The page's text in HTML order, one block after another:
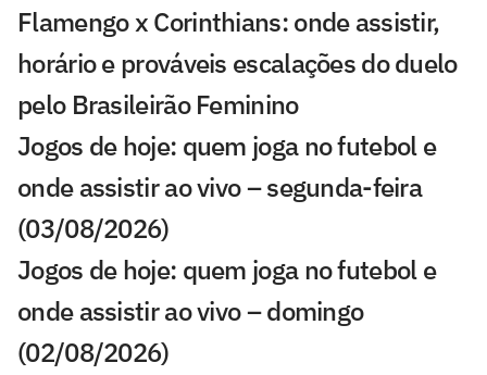
Flamengo x Corinthians: onde assistir,
horário e prováveis escalações do duelo
pelo Brasileirão Feminino
Jogos de hoje: quem joga no futebol e
onde assistir ao vivo – segunda-feira
(03/08/2026)
Jogos de hoje: quem joga no futebol e
onde assistir ao vivo – domingo
(02/08/2026)